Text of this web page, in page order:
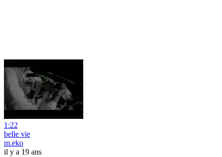
1:22
belle vie
m.eko
il y a 19 ans